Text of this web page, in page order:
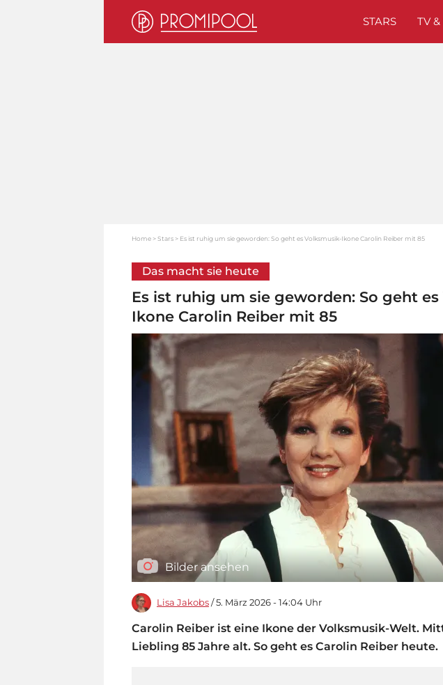
STARS TV
Home Stars Es ist ruhig um sie geworden: So geht es Volksmusik-Ikone Carolin Reiber mit 85
Das macht sie heute
Es ist ruhig um sie geworden: So geht
Ikone Carolin Reiber mit 85
Bilder ansehen
Lisa Jakobs / 5. März 2026 - 14:04 Uhr
Carolin Reiber ist eine Ikone der Volksmusik-Welt.
Liebling 85 Jahre alt. So geht es Carolin Reiber heute.